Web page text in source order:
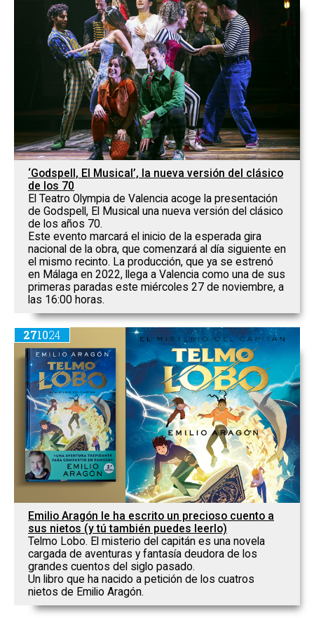
‘Godspell, El Musical’, la nueva versión del clásico
de los 70
El Teatro Olympia de Valencia acoge la presentación
de Godspell, El Musical una nueva versión del clásico
de los años 70.
Este evento marcará el inicio de la esperada gira
nacional de la obra, que comenzará al día siguiente en
el mismo recinto. La producción, que ya se estrenó
en Málaga en 2022, llega a Valencia como una de sus
primeras paradas este miércoles 27 de noviembre, a
las 16:00 horas.
271024
Emilio Aragón le ha escrito un precioso cuento a
sus nietos (y tú también puedes leerlo)
Telmo Lobo. El misterio del capitán es una novela
cargada de aventuras y fantasía deudora de los
grandes cuentos del siglo pasado.
Un libro que ha nacido a petición de los cuatros
nietos de Emilio Aragón.